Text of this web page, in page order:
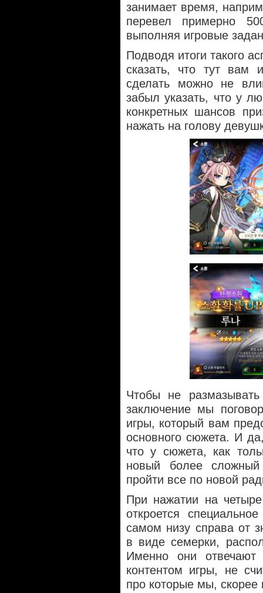
занимает время,
перевел примерно
выполняя игровые
Подводя итоги такого
сказать, что тут вам
сделать можно не
забыл указать, что у
конкретных шансов
нажать на голову
Чтобы не
заключение мы
игры, который вам
основного сюжета. И
что у сюжета, как
новый более
пройти все по новой
При нажатии на
откроется
самом низу справа от
в виде семерки,
Именно они
контентом игры, не
про которые мы, скорее